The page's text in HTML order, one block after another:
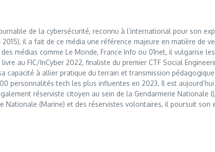
de la cybersécurité, reconnu à l’international pour son
il a fait de ce média une référence majeure en matière de
médias comme Le Monde, France Info ou 01net, il vulgarise
au FIC/InCyber 2022, finaliste du premier CTF Social
capacité à allier pratique du terrain et transmission
personnalités tech les plus influentes en 2023. Il est
réserviste citoyen au sein de la Gendarmerie Nationale
(Marine) et des réservistes volontaires, il poursuit son